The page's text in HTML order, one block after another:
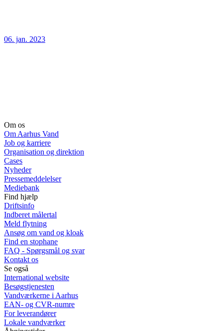
06. jan. 2023
Om os
Om Aarhus Vand
Job og karriere
Organisation og direktion
Cases
Nyheder
Pressemeddelelser
Mediebank
Find hjælp
Driftsinfo
Indberet målertal
Meld flytning
Ansøg om vand og kloak
Find en stophane
FAQ - Spørgsmål og svar
Kontakt os
Se også
International website
Besøgstjenesten
Vandværkerne i Aarhus
EAN- og CVR-numre
For leverandører
Lokale vandværker